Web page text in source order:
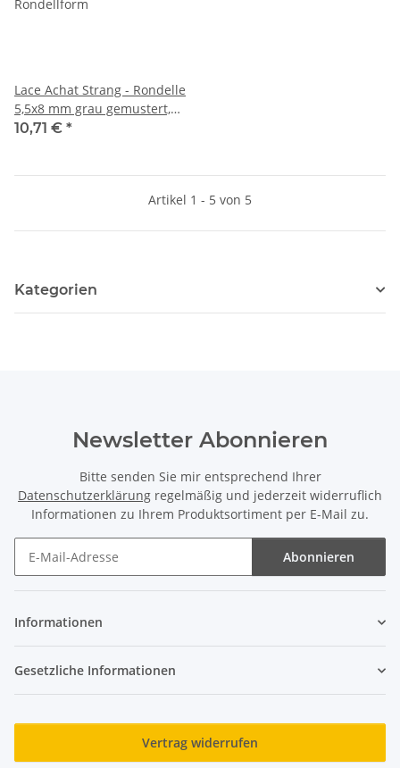
Lace Achat Strang - Rondelle
5,5x8 mm grau gemustert,
38,5cm /4326
10,71 € *
Artikel 1 - 5 von 5
Kategorien
Newsletter Abonnieren
Bitte senden Sie mir entsprechend Ihrer
Datenschutzerklärung regelmäßig und jederzeit widerruflich
Informationen zu Ihrem Produktsortiment per E-Mail zu.
Abonnieren
Informationen
Gesetzliche Informationen
Vertrag widerrufen